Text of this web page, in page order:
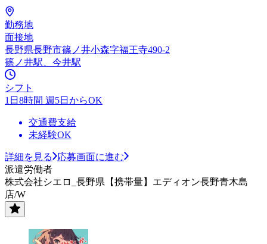
勤務地
面接地
長野県長野市篠ノ井小森字福王寺490-2
篠ノ井駅、今井駅
シフト
1日8時間 週5日からOK
交通費支給
未経験OK
詳細を見る
応募画面に進む
派遣労働者
株式会社シエロ_長野県【携帯量】エディオン長野青木島
店/W